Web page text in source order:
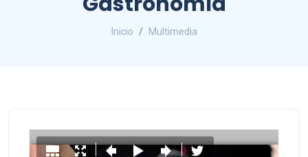
Inicio Multimedia